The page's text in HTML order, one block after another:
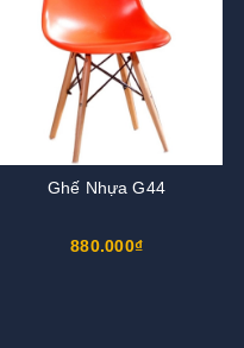
Ghế Nhựa G44
880.000₫